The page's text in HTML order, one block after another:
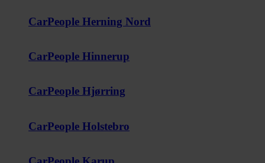
CarPeople Herning Nord
CarPeople Hinnerup
CarPeople Hjørring
CarPeople Holstebro